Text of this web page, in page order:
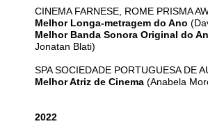
CINEMA FARNESE, ROME PRISMA
Melhor Longa-metragem do Ano
Melhor Banda Sonora Original do
Jonatan Blati)
SPA SOCIEDADE PORTUGUESA DE
Melhor Atriz de Cinema (Anabela
2022